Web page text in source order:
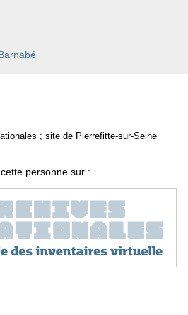
; site de Pierrefitte-sur-Seine
personne sur :